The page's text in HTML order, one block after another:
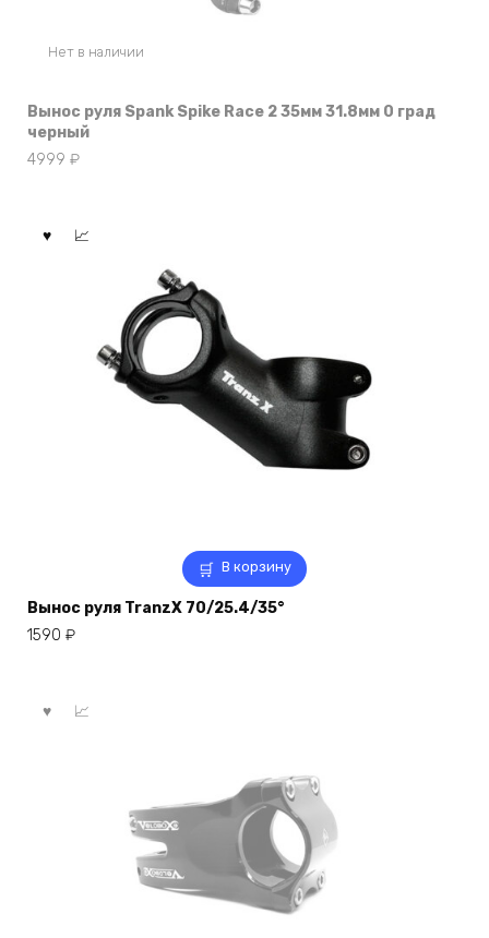
Нет в наличии
Вынос руля Spank Spike Race 2 35мм 31.8мм 0 град
черный
4999 ₽
В корзину
Вынос руля TranzX 70/25.4/35°
1590 ₽